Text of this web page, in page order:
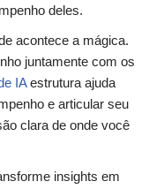
deles.
acontece a mágica.
juntamente com os
IAestrutura ajuda
e articular seu
clara de onde você
insights em